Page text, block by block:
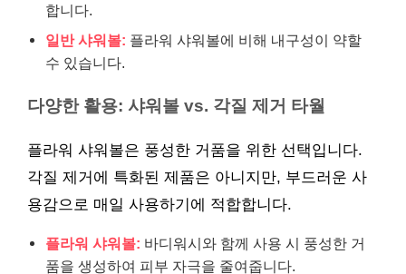
합니다.
일반 샤워볼: 플라워 샤워볼에 비해 내구성이 약할
수 있습니다.
다양한 활용: 샤워볼 vs. 각질 제거 타월
플라워 샤워볼은 풍성한 거품을 위한 선택입니다.
각질 제거에 특화된 제품은 아니지만, 부드러운 사
용감으로 매일 사용하기에 적합합니다.
플라워 샤워볼: 바디워시와 함께 사용 시 풍성한 거
품을 생성하여 피부 자극을 줄여줍니다.